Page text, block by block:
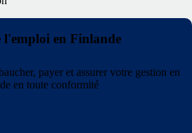
l'emploi en Finlande
payer et assurer votre gestion en
en toute conformité